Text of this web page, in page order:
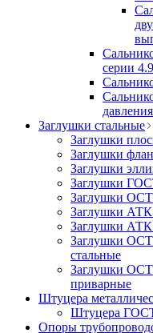
серии
Заглушки стальные
Заглушки
Заглушки
Заглушки
Заглушки
Заглушки ОСТ
Заглушки АТК
Заглушки АТК
Заглушки ОСТ
стальные
Заглушки ОСТ
приварные
Штуцера
Штуцера
Опоры